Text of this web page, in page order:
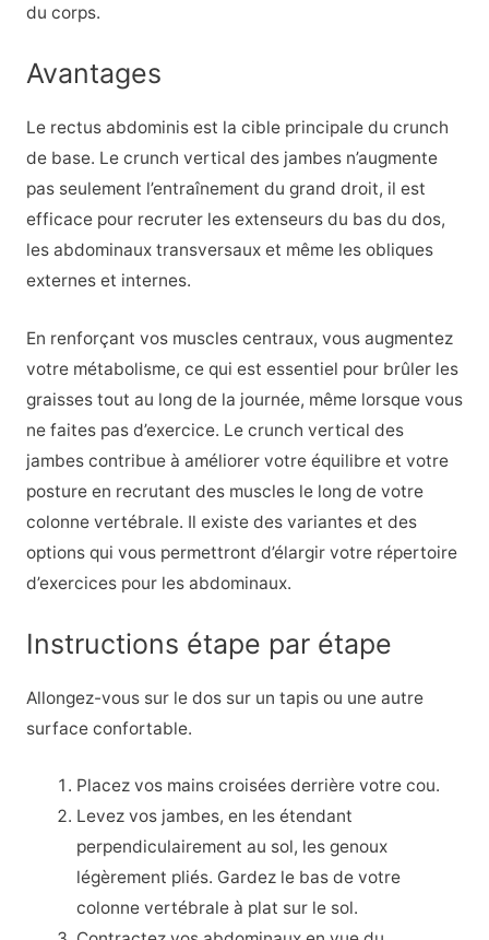
du corps.
Avantages
Le rectus abdominis est la cible principale du crunch
de base. Le crunch vertical des jambes n’augmente
pas seulement l’entraînement du grand droit, il est
efficace pour recruter les extenseurs du bas du dos,
les abdominaux transversaux et même les obliques
externes et internes.
En renforçant vos muscles centraux, vous augmentez
votre métabolisme, ce qui est essentiel pour brûler les
graisses tout au long de la journée, même lorsque vous
ne faites pas d’exercice. Le crunch vertical des
jambes contribue à améliorer votre équilibre et votre
posture en recrutant des muscles le long de votre
colonne vertébrale. Il existe des variantes et des
options qui vous permettront d’élargir votre répertoire
d’exercices pour les abdominaux.
Instructions étape par étape
Allongez-vous sur le dos sur un tapis ou une autre
surface confortable.
Placez vos mains croisées derrière votre cou.
Levez vos jambes, en les étendant
perpendiculairement au sol, les genoux
légèrement pliés. Gardez le bas de votre
colonne vertébrale à plat sur le sol.